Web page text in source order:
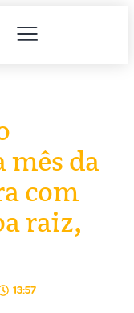
mês da
com
raiz,
13:57